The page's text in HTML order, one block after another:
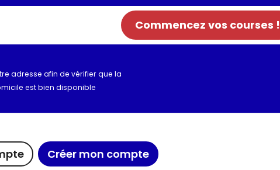
Les conseils du caviste
Nous rejoindre
Nous contacter
Commencez vos courses !
adresse afin de vérifier que la
est bien disponible
Créer mon compte